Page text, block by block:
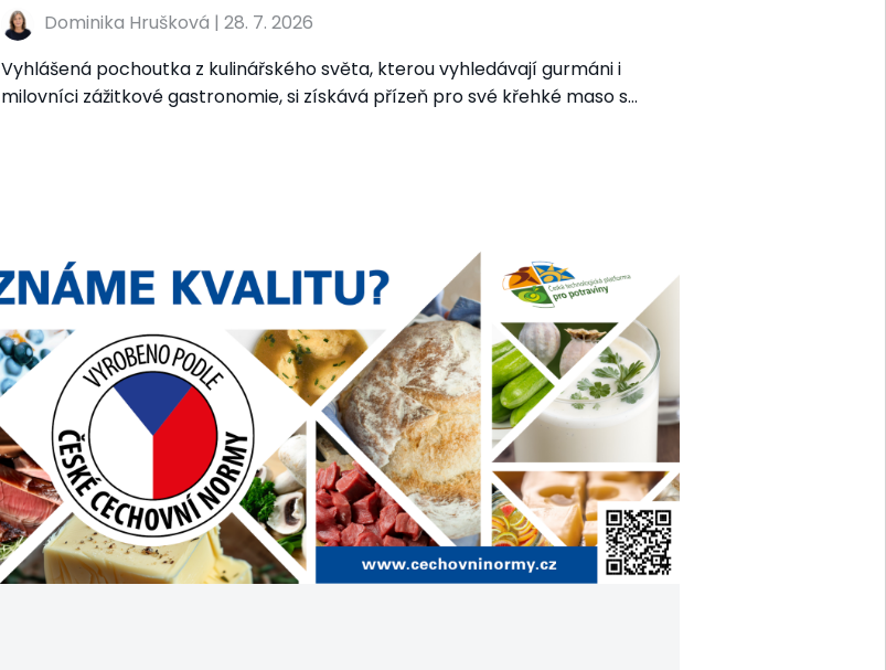
Dominika Hrušková | 28. 7. 2026
Vyhlášená pochoutka z kulinářského světa, kterou vyhledávají gurmáni i
milovníci zážitkové gastronomie, si získává přízeň pro své křehké maso s…